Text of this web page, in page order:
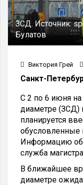
ЗСД. Источник:
Булатов
Виктория Грей
Санкт-
С 2 по 6 июня
диаметре (ЗСД)
планируется
Информацию об
служба
В ближайшее
диаметре